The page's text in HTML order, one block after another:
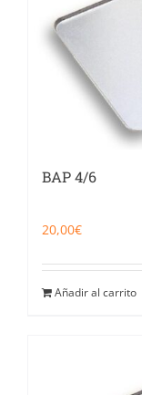
BAP 4/6
20,00€
Añadir al carrito